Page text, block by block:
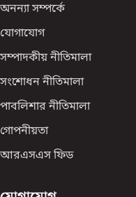
অনন্যা সম্পর্কে
যোগাযোগ
সম্পাদকীয় নীতিমালা
সংশোধন নীতিমালা
পাবলিশার নীতিমালা
গোপনীয়তা
আরএসএস ফিড